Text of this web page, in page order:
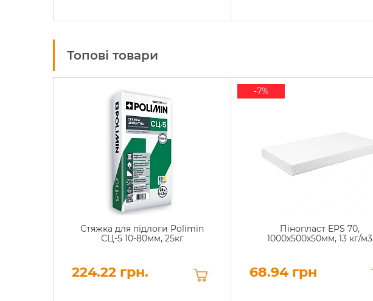
Топові товари
Стяжка для підлоги Polimin
СЦ-5 10-80мм, 25кг
224.22 грн.
Пінопласт EPS 70,
1000х500х50мм, 13 кг/м3
68.94 грн
-7%